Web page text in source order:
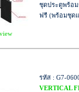
view
ชุดประตูพร้อม
ฟรี (พร้อมชุดแ
รหัส : G7-
VERTICAL